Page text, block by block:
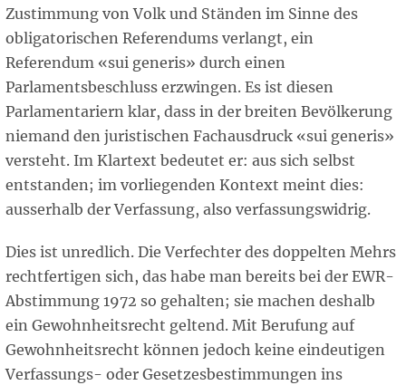
Zustimmung von Volk und Ständen im Sinne des
obligatorischen Referendums verlangt, ein
Referendum «sui generis» durch einen
Parlamentsbeschluss erzwingen. Es ist diesen
Parlamentariern klar, dass in der breiten Bevölkerung
niemand den juristischen Fachausdruck «sui generis»
versteht. Im Klartext bedeutet er: aus sich selbst
entstanden; im vorliegenden Kontext meint dies:
ausserhalb der Verfassung, also verfassungswidrig.
Dies ist unredlich. Die Verfechter des doppelten Mehrs
rechtfertigen sich, das habe man bereits bei der EWR-
Abstimmung 1972 so gehalten; sie machen deshalb
ein Gewohnheitsrecht geltend. Mit Berufung auf
Gewohnheitsrecht können jedoch keine eindeutigen
Verfassungs- oder Gesetzesbestimmungen ins